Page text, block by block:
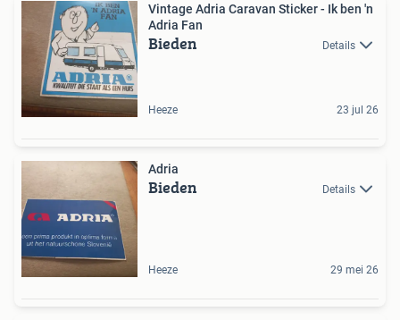
Vintage Adria Caravan Sticker - Ik ben 'n
Adria Fan
Bieden Details
Heeze 23 jul 26
Adria
Bieden Details
Heeze 29 mei 26